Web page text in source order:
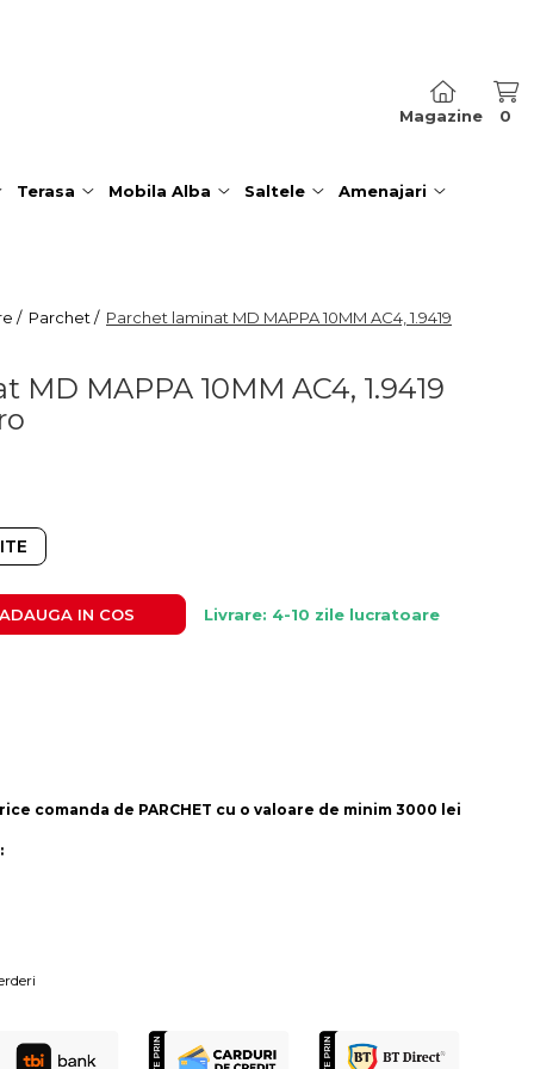
Magazine 0
Terasa Mobila Alba Saltele Amenajari
/ Parchet / Parchet laminat MD MAPPA 10MM AC4, 1.9419
MD MAPPA 10MM AC4, 1.9419
ADAUGA IN COS Livrare: 4-10 zile lucratoare
comanda de PARCHET cu o valoare de minim 3000 lei